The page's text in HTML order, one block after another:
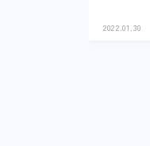
2022.01.30